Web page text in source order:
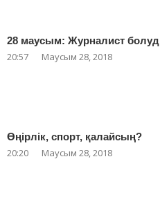
28 маусым: Журналист
20:57 Маусым 28, 2018
Өңірлік, спорт, қалайсың?
20:20 Маусым 28, 2018